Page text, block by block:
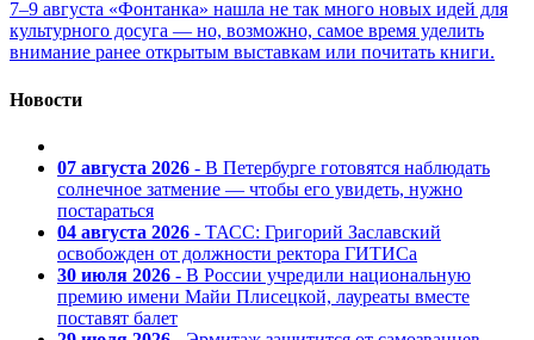
7–9 августа «Фонтанка» нашла не так много новых идей для
культурного досуга — но, возможно, самое время уделить
внимание ранее открытым выставкам или почитать книги.
Новости
07 августа 2026 - В Петербурге готовятся наблюдать
солнечное затмение — чтобы его увидеть, нужно
постараться
04 августа 2026 - ТАСС: Григорий Заславский
освобожден от должности ректора ГИТИСа
30 июля 2026 - В России учредили национальную
премию имени Майи Плисецкой, лауреаты вместе
поставят балет